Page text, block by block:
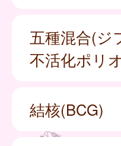
五種混合(ジ
不活化ポリ
結核(BCG)